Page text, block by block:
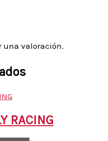
valoración.
RACING